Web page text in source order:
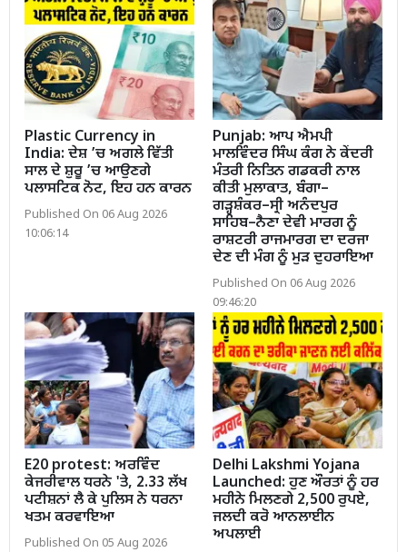
Plastic Currency in
India: ਦੇਸ਼ ’ਚ ਅਗਲੇ ਵਿੱਤੀ
ਸਾਲ ਦੇ ਸ਼ੁਰੂ ’ਚ ਆਉਣਗੇ
ਪਲਾਸਟਿਕ ਨੋਟ, ਇਹ ਹਨ ਕਾਰਨ
Published On 06 Aug 2026
10:06:14
Punjab: ਆਪ ਐਮਪੀ
ਮਾਲਵਿੰਦਰ ਸਿੰਘ ਕੰਗ ਨੇ ਕੇਂਦਰੀ
ਮੰਤਰੀ ਨਿਤਿਨ ਗਡਕਰੀ ਨਾਲ
ਕੀਤੀ ਮੁਲਾਕਾਤ, ਬੰਗਾ–
ਗੜ੍ਹਸ਼ੰਕਰ–ਸ੍ਰੀ ਅਨੰਦਪੁਰ
ਸਾਹਿਬ–ਨੈਣਾ ਦੇਵੀ ਮਾਰਗ ਨੂੰ
ਰਾਸ਼ਟਰੀ ਰਾਜਮਾਰਗ ਦਾ ਦਰਜਾ
ਦੇਣ ਦੀ ਮੰਗ ਨੂੰ ਮੁੜ ਦੁਹਰਾਇਆ
Published On 06 Aug 2026
09:46:20
E20 protest: ਅਰਵਿੰਦ
ਕੇਜਰੀਵਾਲ ਧਰਨੇ 'ਤੇ, 2.33 ਲੱਖ
ਪਟੀਸ਼ਨਾਂ ਲੈ ਕੇ ਪੁਲਿਸ ਨੇ ਧਰਨਾ
ਖਤਮ ਕਰਵਾਇਆ
Published On 05 Aug 2026
Delhi Lakshmi Yojana
Launched: ਹੁਣ ਔਰਤਾਂ ਨੂੰ ਹਰ
ਮਹੀਨੇ ਮਿਲਣਗੇ 2,500 ਰੁਪਏ,
ਜਲਦੀ ਕਰੋ ਆਨਲਾਈਨ
ਅਪਲਾਈ